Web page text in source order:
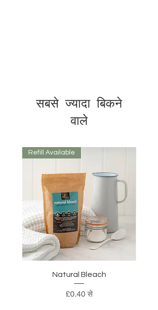
सबसे ज्यादा बिकने
वाले
Refill Available
Natural Bleach
£0.40से
बिक्री मूल्य